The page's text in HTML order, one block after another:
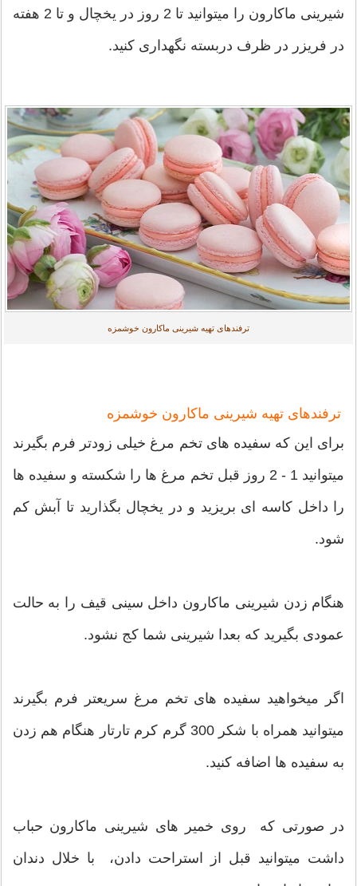
شیرینی ماکارون را میتوانید تا 2 روز در یخچال و تا 2 هفته
در فریزر در ظرف دربسته نگهداری کنید.
ترفندهای تهیه شیرینی ماکارون خوشمزه
ترفندهای تهیه شیرینی ماکارون خوشمزه
برای این که سفیده های تخم مرغ خیلی زودتر فرم بگیرند
میتوانید 1 - 2 روز قبل تخم مرغ ها را شکسته و سفیده ها
را داخل کاسه ای بریزید و در یخچال بگذارید تا آبش کم
شود.
هنگام زدن شیرینی ماکارون داخل سینی قیف را به حالت
عمودی بگیرید که بعدا شیرینی شما کج نشود.
اگر میخواهید سفیده های تخم مرغ سریعتر فرم بگیرند
میتوانید همراه با شکر 300 گرم کرم تارتار هنگام هم زدن
به سفیده ها اضافه کنید.
در صورتی که روی خمیر های شیرینی ماکارون حباب
داشت میتوانید قبل از استراحت دادن، با خلال دندان